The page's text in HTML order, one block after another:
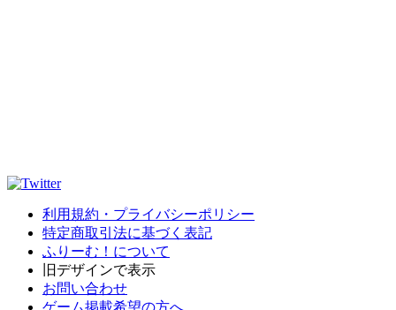
利用規約・プライバシーポリシー
特定商取引法に基づく表記
ふりーむ！について
旧デザインで表示
お問い合わせ
ゲーム掲載希望の方へ